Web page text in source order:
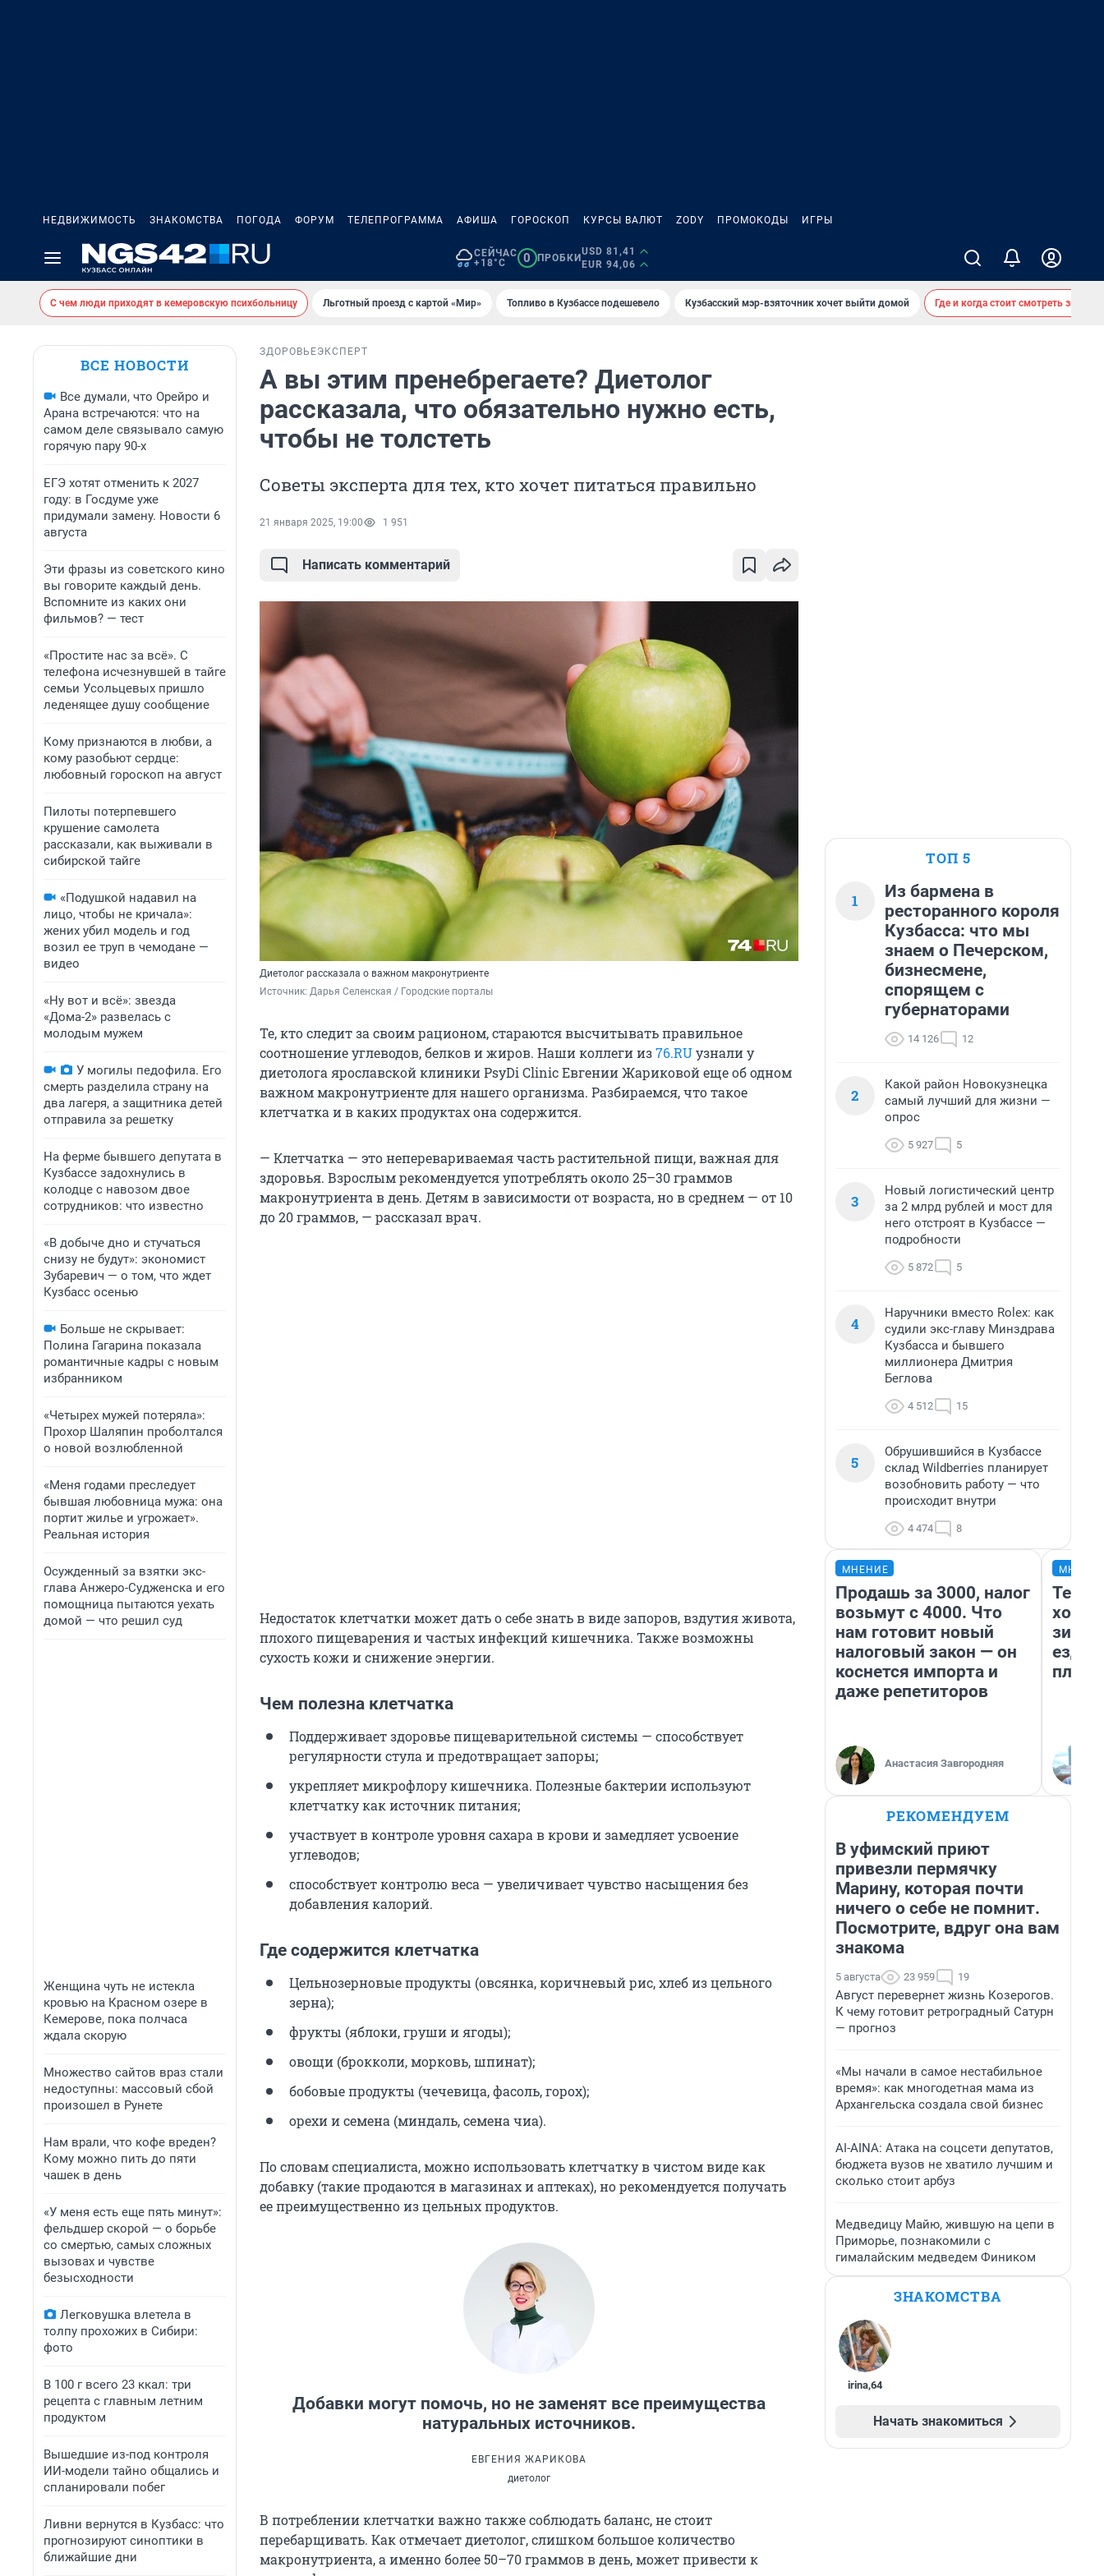
НЕДВИЖИМОСТЬ ЗНАКОМСТВА ПОГОДА ФОРУМ ТЕЛЕПРОГРАММА АФИША ГОРОСКОП КУРСЫ ВАЛЮТ ZODY ПРОМОКОДЫ ИГРЫ
СЕЙЧАС
+18°C
0 ПРОБКИ
USD 81,41
EUR 94,06
С чем люди приходят в кемеровскую психбольницу Льготный проезд с картой «Мир» Топливо в Кузбассе подешевело Кузбасский мэр-взяточник хочет выйти домой Где и когда стоит смотреть
ВСЕ НОВОСТИ
Все думали, что Орейро и
Арана встречаются: что на
самом деле связывало самую
горячую пару 90-х
ЕГЭ хотят отменить к 2027
году: в Госдуме уже
придумали замену. Новости 6
августа
Эти фразы из советского кино
вы говорите каждый день.
Вспомните из каких они
фильмов? — тест
«Простите нас за всё». С
телефона исчезнувшей в тайге
семьи Усольцевых пришло
леденящее душу сообщение
Кому признаются в любви, а
кому разобьют сердце:
любовный гороскоп на август
Пилоты потерпевшего
крушение самолета
рассказали, как выживали в
сибирской тайге
«Подушкой надавил на
лицо, чтобы не кричала»:
жених убил модель и год
возил ее труп в чемодане —
видео
«Ну вот и всё»: звезда
«Дома-2» развелась с
молодым мужем
У могилы педофила. Его
смерть разделила страну на
два лагеря, а защитника детей
отправила за решетку
На ферме бывшего депутата в
Кузбассе задохнулись в
колодце с навозом двое
сотрудников: что известно
«В добыче дно и стучаться
снизу не будут»: экономист
Зубаревич — о том, что ждет
Кузбасс осенью
Больше не скрывает:
Полина Гагарина показала
романтичные кадры с новым
избранником
«Четырех мужей потеряла»:
Прохор Шаляпин проболтался
о новой возлюбленной
«Меня годами преследует
бывшая любовница мужа: она
портит жилье и угрожает».
Реальная история
Осужденный за взятки экс-
глава Анжеро-Судженска и его
помощница пытаются уехать
домой — что решил суд
Женщина чуть не истекла
кровью на Красном озере в
Кемерове, пока полчаса
ждала скорую
Множество сайтов враз стали
недоступны: массовый сбой
произошел в Рунете
Нам врали, что кофе вреден?
Кому можно пить до пяти
чашек в день
«У меня есть еще пять минут»:
фельдшер скорой — о борьбе
со смертью, самых сложных
вызовах и чувстве
безысходности
Легковушка влетела в
толпу прохожих в Сибири:
фото
В 100 г всего 23 ккал: три
рецепта с главным летним
продуктом
Вышедшие из-под контроля
ИИ-модели тайно общались и
спланировали побег
Ливни вернутся в Кузбасс: что
прогнозируют синоптики в
ближайшие дни
ЗДОРОВЬЕЭКСПЕРТ
А вы этим пренебрегаете? Диетолог
рассказала, что обязательно нужно есть,
чтобы не толстеть
Советы эксперта для тех, кто хочет питаться правильно
21 января 2025, 19:00 1 951
Написать комментарий
Диетолог рассказала о важном макронутриенте
Источник: Дарья Селенская / Городские порталы
Те, кто следит за своим рационом, стараются высчитывать правильное
соотношение углеводов, белков и жиров. Наши коллеги из76.RUузнали у
диетолога ярославской клиники PsyDi Clinic Евгении Жариковой еще об одном
важном макронутриенте для нашего организма. Разбираемся, что такое
клетчатка и в каких продуктах она содержится.
— Клетчатка — это неперевариваемая часть растительной пищи, важная для
здоровья. Взрослым рекомендуется употреблять около 25–30 граммов
макронутриента в день. Детям в зависимости от возраста, но в среднем — от 10
до 20 граммов, — рассказал врач.
Недостаток клетчатки может дать о себе знать в виде запоров, вздутия живота,
плохого пищеварения и частых инфекций кишечника. Также возможны
сухость кожи и снижение энергии.
Чем полезна клетчатка
Поддерживает здоровье пищеварительной системы — способствует
регулярности стула и предотвращает запоры;
укрепляет микрофлору кишечника. Полезные бактерии используют
клетчатку как источник питания;
участвует в контроле уровня сахара в крови и замедляет усвоение
углеводов;
способствует контролю веса — увеличивает чувство насыщения без
добавления калорий.
Где содержится клетчатка
Цельнозерновые продукты (овсянка, коричневый рис, хлеб из цельного
зерна);
фрукты (яблоки, груши и ягоды);
овощи (брокколи, морковь, шпинат);
бобовые продукты (чечевица, фасоль, горох);
орехи и семена (миндаль, семена чиа).
По словам специалиста, можно использовать клетчатку в чистом виде как
добавку (такие продаются в магазинах и аптеках), но рекомендуется получать
ее преимущественно из цельных продуктов.
Добавки могут помочь, но не заменят все преимущества
натуральных источников.
ЕВГЕНИЯ ЖАРИКОВА
диетолог
В потреблении клетчатки важно также соблюдать баланс, не стоит
перебарщивать. Как отмечает диетолог, слишком большое количество
макронутриента, а именно более 50–70 граммов в день, может привести к
ТОП 5
1
Из бармена в
ресторанного короля
Кузбасса: что мы
знаем о Печерском,
бизнесмене,
спорящем с
губернаторами
14 126 12
2
Какой район Новокузнецка
самый лучший для жизни —
опрос
5 927 5
3
Новый логистический центр
за 2 млрд рублей и мост для
него отстроят в Кузбассе —
подробности
5 872 5
4
Наручники вместо Rolex: как
судили экс-главу Минздрава
Кузбасса и бывшего
миллионера Дмитрия
Беглова
4 512 15
5
Обрушившийся в Кузбассе
склад Wildberries планирует
возобновить работу — что
происходит внутри
4 474 8
МНЕНИЕ
Продашь за 3000, налог
возьмут с 4000. Что
нам готовит новый
налоговый закон — он
коснется импорта и
даже репетиторов
Анастасия Завгородняя
ездит
РЕКОМЕНДУЕМ
В уфимский приют
привезли пермячку
Марину, которая почти
ничего о себе не помнит.
Посмотрите, вдруг она вам
знакома
5 августа 23 959 19
Август перевернет жизнь Козерогов.
К чему готовит ретроградный Сатурн
— прогноз
«Мы начали в самое нестабильное
время»: как многодетная мама из
Архангельска создала свой бизнес
AI-AINA: Атака на соцсети депутатов,
бюджета вузов не хватило лучшим и
сколько стоит арбуз
Медведицу Майю, жившую на цепи в
Приморье, познакомили с
гималайским медведем Фиником
ЗНАКОМСТВА
irina,64
Начать знакомиться